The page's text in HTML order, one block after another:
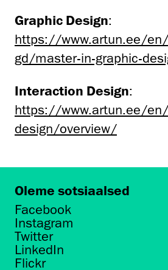
Graphic Design:
https://www.artun.ee/
gd/master-in-graphic-
Interaction Design:
https://www.artun.ee/
design/overview/
Oleme sotsiaalsed
Facebook
Instagram
Twitter
LinkedIn
Flickr